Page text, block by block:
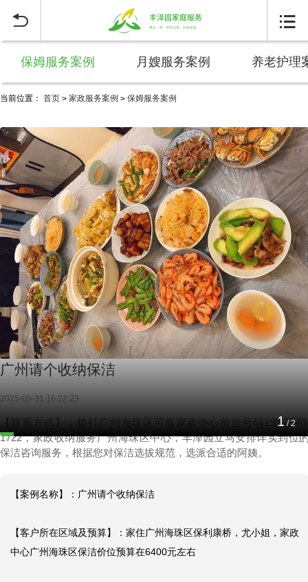
 
保姆服务案例 月嫂服务案例 养老护理
当前位置： 首页 > 家政服务案例 > 保姆服务案例
2/2
广州请个收纳保洁
2025-05-31 16:22:23
【联系方式】：拨打广州海珠区可靠家政中心价位号码199-
1722，家政收纳服务广州海珠区中心，丰泽园立马安排详实到位
保洁咨询服务，根据您对保洁选拔规范，选派合适的阿姨。
【案例名称】：广州请个收纳保洁
【客户所在区域及预算】：家住广州海珠区保利康桥，尤小姐，家政
中心广州海珠区保洁价位预算在6400元左右